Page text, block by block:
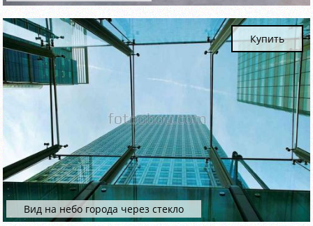
Вид на небо города через стекло
Купить